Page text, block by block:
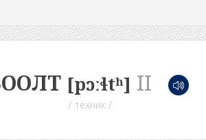
[pɔːɬtʰ] II
/ техник /